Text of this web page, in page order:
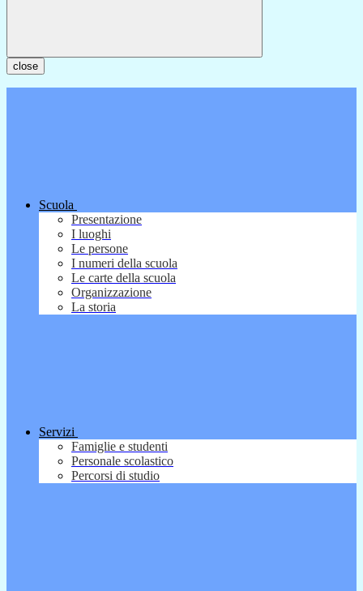
close
Scuola
Presentazione
I luoghi
Le persone
I numeri della scuola
Le carte della scuola
Organizzazione
La storia
Servizi
Famiglie e studenti
Personale scolastico
Percorsi di studio